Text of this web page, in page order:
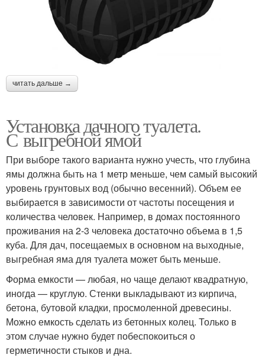
читать дальше →
Установка дачного туалета.
С выгребной ямой
При выборе такого варианта нужно учесть, что глубина
ямы должна быть на 1 метр меньше, чем самый высокий
уровень грунтовых вод (обычно весенний). Объем ее
выбирается в зависимости от частоты посещения и
количества человек. Например, в домах постоянного
проживания на 2-3 человека достаточно объема в 1,5
куба. Для дач, посещаемых в основном на выходные,
выгребная яма для туалета может быть меньше.
Форма емкости — любая, но чаще делают квадратную,
иногда — круглую. Стенки выкладывают из кирпича,
бетона, бутовой кладки, просмоленной древесины.
Можно емкость сделать из бетонных колец. Только в
этом случае нужно будет побеспокоиться о
герметичности стыков и дна.